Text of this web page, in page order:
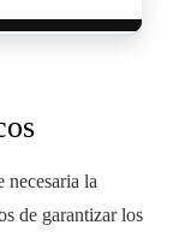
necesaria la
de garantizar los